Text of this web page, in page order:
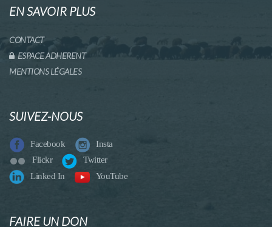
EN SAVOIR PLUS
CONTACT
ESPACE ADHERENT
MENTIONS LÉGALES
SUIVEZ-NOUS
Facebook
Insta
Flickr
Twitter
Linked In
YouTube
FAIRE UN DON